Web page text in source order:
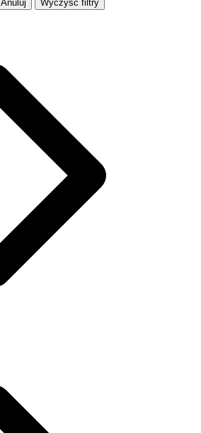
Anuluj Wyczyść filtry